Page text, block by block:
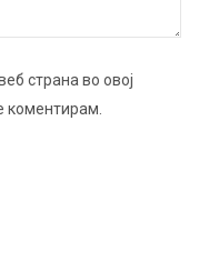
страна во овој
коментирам.